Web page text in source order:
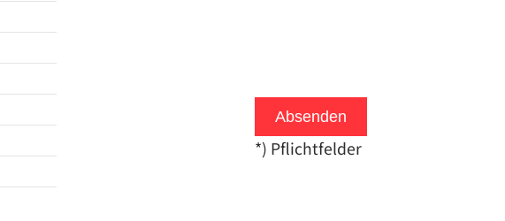
Absenden
*) Pflichtfelder